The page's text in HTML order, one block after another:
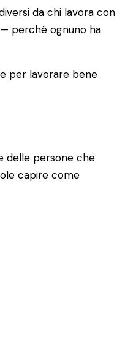
da chi lavora con
perché ognuno ha
per lavorare bene
delle persone che
capire come